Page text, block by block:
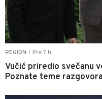
REGION Pre 7 h
Vučić priredio svečanu
Poznate teme